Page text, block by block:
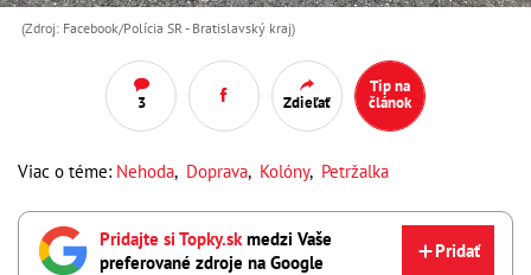
(Zdroj: Facebook/Polícia SR - Bratislavský kraj)
3 Zdieľať
Tip na
článok
Viac o téme: Nehoda, Doprava, Kolóny, Petržalka
Pridajte si Topky.sk medzi Vaše
preferované zdroje na Google
Pridať